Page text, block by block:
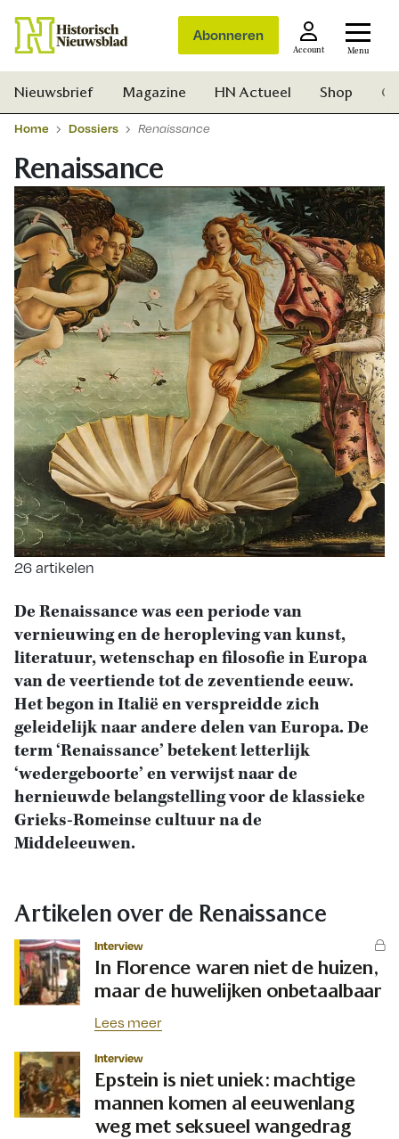
Abonneren
Account Menu
Zoek
Nieuwsbrief Magazine HN Actueel Shop
Home Dossiers Renaissance
Renaissance
26 artikelen
De Renaissance was een periode van
vernieuwing en de heropleving van kunst,
literatuur, wetenschap en filosofie in Europa
van de veertiende tot de zeventiende eeuw.
Het begon in Italië en verspreidde zich
geleidelijk naar andere delen van Europa. De
term ‘Renaissance’ betekent letterlijk
‘wedergeboorte’ en verwijst naar de
hernieuwde belangstelling voor de klassieke
Grieks-Romeinse cultuur na de
Middeleeuwen.
Artikelen over de Renaissance
Interview
In Florence waren niet de huizen,
maar de huwelijken onbetaalbaar
Lees meer
Interview
Epstein is niet uniek: machtige
mannen komen al eeuwenlang
weg met seksueel wangedrag